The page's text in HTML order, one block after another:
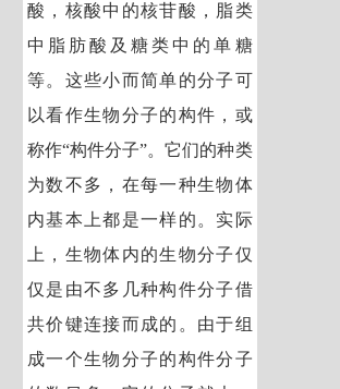
酸，核酸中的核苷酸，脂类
中脂肪酸及糖类中的单糖
等。这些小而简单的分子可
以看作生物分子的构件，或
称作“构件分子”。它们的种类
为数不多，在每一种生物体
内基本上都是一样的。实际
上，生物体内的生物分子仅
仅是由不多几种构件分子借
共价键连接而成的。由于组
成一个生物分子的构件分子